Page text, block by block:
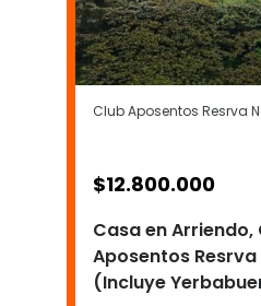
$12.800.000
Casa en Arriendo,
Aposentos
(Incluye